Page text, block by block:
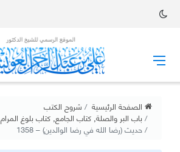
الصفحة الرئيسية شروح الكتب
باب البر والصلة, كتاب الجامع, كتاب بلوغ المرام
حديث (رضا الله في رضا الوالدين) – 1358